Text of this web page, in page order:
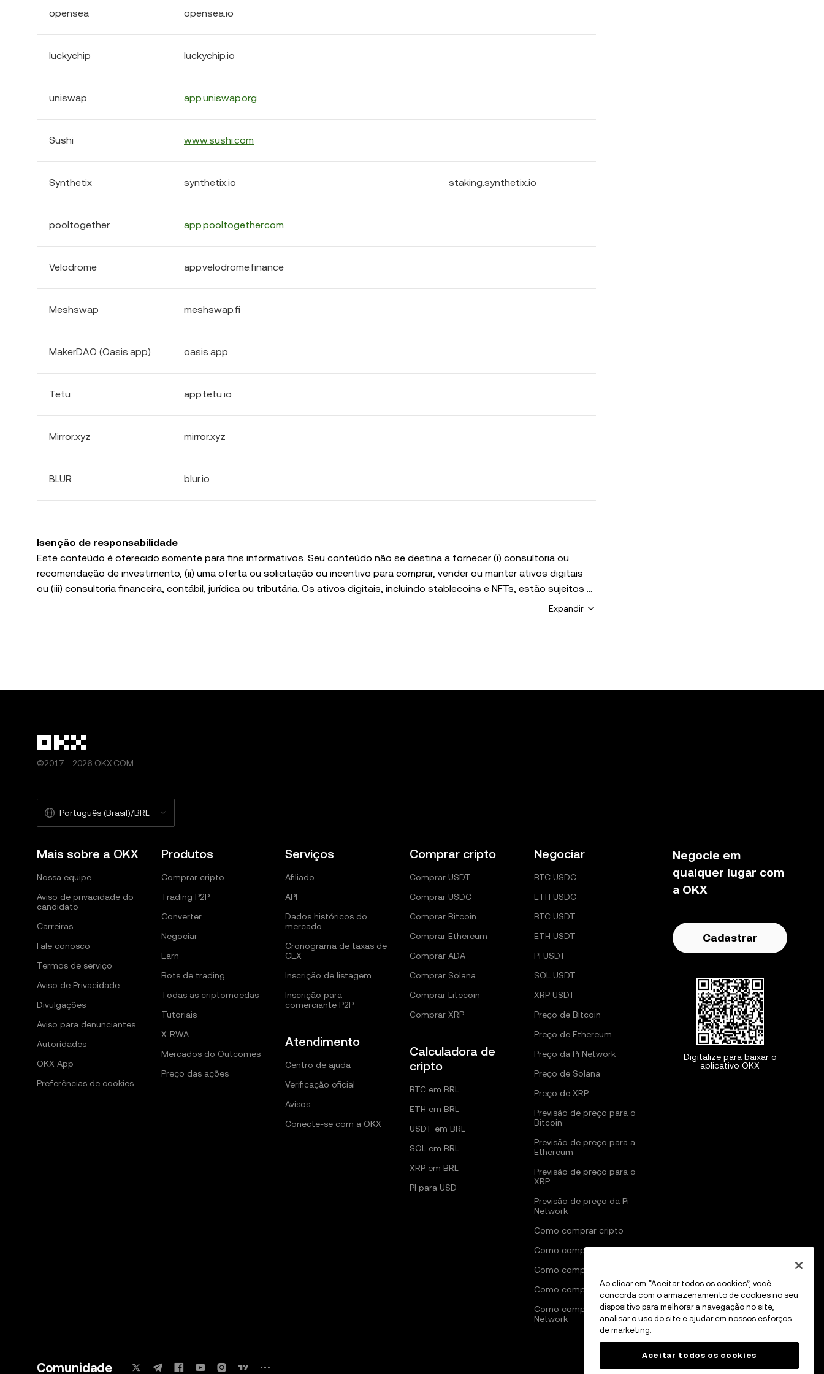
opensea opensea.io
luckychip luckychip.io
uniswap app.uniswap.org
Sushi www.sushi.com
Synthetix synthetix.io staking.synthetix.io
pooltogether app.pooltogether.com
Velodrome app.velodrome.finance
Meshswap meshswap.fi
MakerDAO (Oasis.app) oasis.app
Tetu app.tetu.io
Mirror.xyz mirror.xyz
BLUR blur.io
Isenção de responsabilidade
Este conteúdo é oferecido somente para fins informativos. Seu conteúdo não se destina a fornecer (i) consultoria ou
recomendação de investimento, (ii) uma oferta ou solicitação ou incentivo para comprar, vender ou manter ativos digitais
ou (iii) consultoria financeira, contábil, jurídica ou tributária. Os ativos digitais, incluindo stablecoins e NFTs, estão sujeitos à
Expandir
©2017 - 2026 OKX.COM
Português (Brasil)/BRL
Mais sobre a OKX
Nossa equipe
Aviso de privacidade do
candidato
Carreiras
Fale conosco
Termos de serviço
Aviso de Privacidade
Divulgações
Aviso para denunciantes
Autoridades
OKX App
Preferências de cookies
Produtos
Comprar cripto
Trading P2P
Converter
Negociar
Earn
Bots de trading
Todas as criptomoedas
Tutoriais
X-RWA
Mercados do Outcomes
Preço das ações
Serviços
Afiliado
API
Dados históricos do
mercado
Cronograma de taxas de
CEX
Inscrição de listagem
Inscrição para
comerciante P2P
Atendimento
Centro de ajuda
Verificação oficial
Avisos
Conecte-se com a OKX
Comprar cripto
Comprar USDT
Comprar USDC
Comprar Bitcoin
Comprar Ethereum
Comprar ADA
Comprar Solana
Comprar Litecoin
Comprar XRP
Calculadora de
cripto
BTC em BRL
ETH em BRL
USDT em BRL
SOL em BRL
XRP em BRL
PI para USD
Negociar
BTC USDC
ETH USDC
BTC USDT
ETH USDT
PI USDT
SOL USDT
XRP USDT
Preço de Bitcoin
Preço de Ethereum
Preço da Pi Network
Preço de Solana
Preço de XRP
Previsão de preço para o
Bitcoin
Previsão de preço para a
Ethereum
Previsão de preço para o
XRP
Previsão de preço da Pi
Network
Como comprar cripto
Como comprar Bitcoin
Como comprar Ethereum
Como comprar Solana
Como comprar Pi
Network
Negocie em
qualquer lugar com
a OKX
Cadastrar
Digitalize para baixar o
aplicativo OKX
Comunidade
Ao clicar em “Aceitar todos os cookies”, você
concorda com o armazenamento de cookies no seu
dispositivo para melhorar a navegação no site,
analisar o uso do site e ajudar em nossos esforços
de marketing.
Aceitar todos os cookies